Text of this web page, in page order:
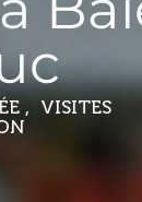
, VISITES